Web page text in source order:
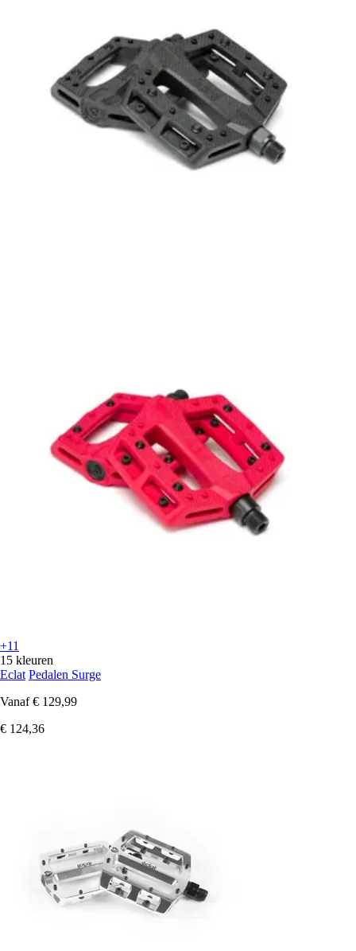
+11
15 kleuren
Eclat Pedalen Surge
Vanaf € 129,99
€ 124,36